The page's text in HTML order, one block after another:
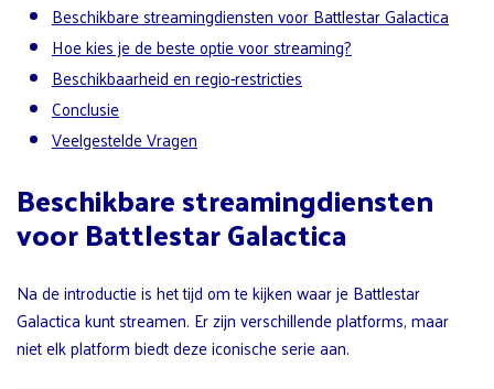
Beschikbare streamingdiensten voor Battlestar Galactica
Hoe kies je de beste optie voor streaming?
Beschikbaarheid en regio-restricties
Conclusie
Veelgestelde Vragen
Beschikbare streamingdiensten
voor Battlestar Galactica
Na de introductie is het tijd om te kijken waar je Battlestar
Galactica kunt streamen. Er zijn verschillende platforms, maar
niet elk platform biedt deze iconische serie aan.